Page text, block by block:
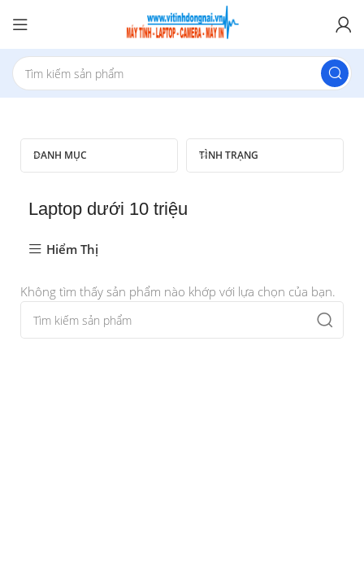
DANH MỤC TÌNH TRẠNG
Laptop dưới 10 triệu
Hiểm Thị
Không tìm thấy sản phẩm nào khớp với lựa chọn của bạn.